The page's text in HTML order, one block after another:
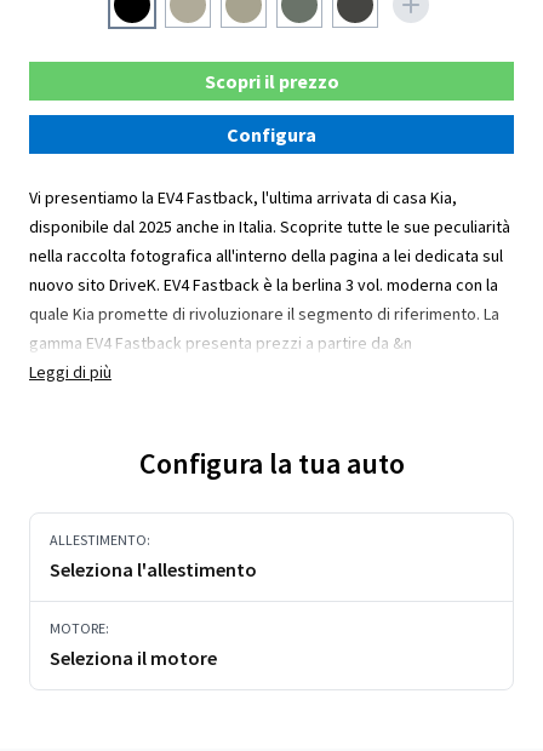
Scopri il prezzo
Configura
Vi presentiamo la EV4 Fastback, l'ultima arrivata di casa Kia,
disponibile dal 2025 anche in Italia. Scoprite tutte le sue peculiarità
nella raccolta fotografica all'interno della pagina a lei dedicata sul
nuovo sito DriveK. EV4 Fastback è la berlina 3 vol. moderna con la
quale Kia promette di rivoluzionare il segmento di riferimento. La
gamma EV4 Fastback presenta prezzi a partire da &n
Leggi di più
Configura la tua auto
ALLESTIMENTO:
Seleziona l'allestimento
MOTORE:
Seleziona il motore